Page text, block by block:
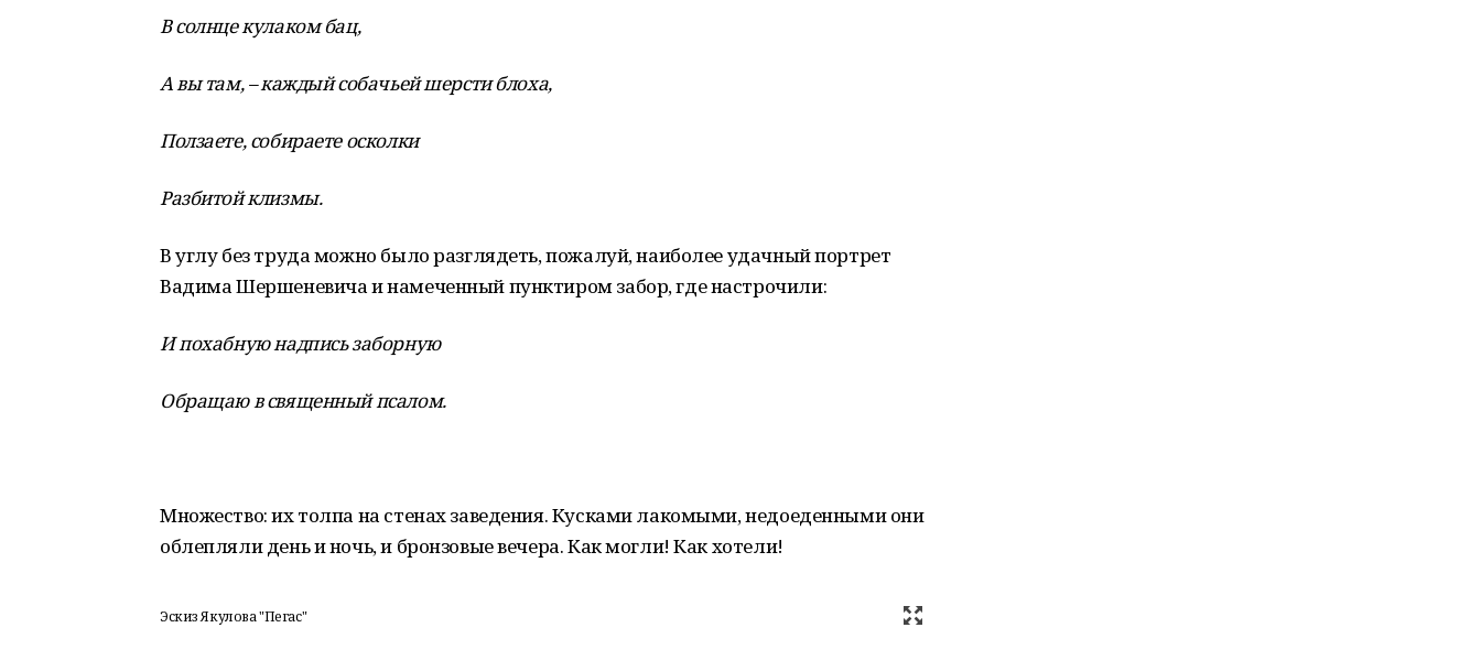
В солнце кулаком бац,
А вы там, – каждый собачьей шерсти блоха,
Ползаете, собираете осколки
Разбитой клизмы.
В углу без труда можно было разглядеть, пожалуй, наиболее удачный портрет
Вадима Шершеневича и намеченный пунктиром забор, где настрочили:
И похабную надпись заборную
Обращаю в священный псалом.
Множество: их толпа на стенах заведения. Кусками лакомыми, недоеденными они
облепляли день и ночь, и бронзовые вечера. Как могли! Как хотели!
Эскиз Якулова "Пегас"